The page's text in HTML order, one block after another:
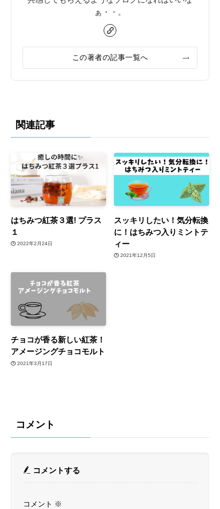
ぁ・・。
この著者の記事一覧へ
関連記事
はちみつ紅茶３選! プラス
１
2022年2月24日
スッキリしたい！気分転換
に！はちみつ入りミントテ
ィー
2021年12月5日
チョコが香る新しい紅茶！
アメージングチョコモルト
2021年3月17日
コメント
コメントする
コメント ※